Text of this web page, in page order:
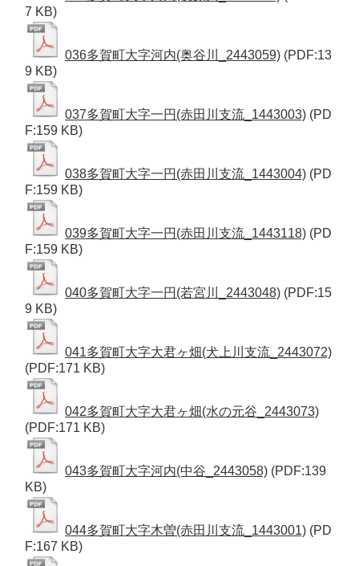
7 KB)
036多賀町大字河内(奥谷川_2443059) (PDF:13
9 KB)
037多賀町大字一円(赤田川支流_1443003) (PD
F:159 KB)
038多賀町大字一円(赤田川支流_1443004) (PD
F:159 KB)
039多賀町大字一円(赤田川支流_1443118) (PD
F:159 KB)
040多賀町大字一円(若宮川_2443048) (PDF:15
9 KB)
041多賀町大字大君ヶ畑(犬上川支流_2443072)
(PDF:171 KB)
042多賀町大字大君ヶ畑(水の元谷_2443073)
(PDF:171 KB)
043多賀町大字河内(中谷_2443058) (PDF:139
KB)
044多賀町大字木曽(赤田川支流_1443001) (PD
F:167 KB)